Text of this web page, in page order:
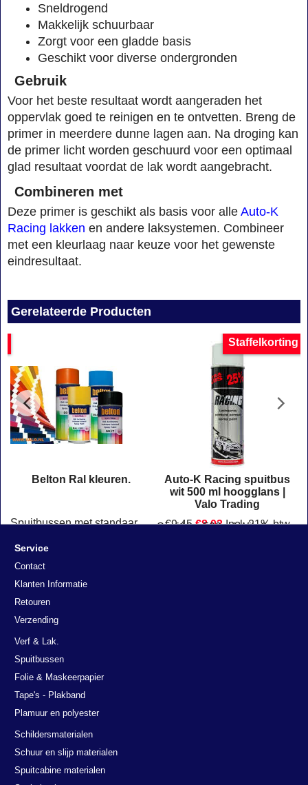
Sneldrogend
Makkelijk schuurbaar
Zorgt voor een gladde basis
Geschikt voor diverse ondergronden
Gebruik
Voor het beste resultaat wordt aangeraden het
oppervlak goed te reinigen en te ontvetten. Breng de
primer in meerdere dunne lagen aan. Na droging kan
de primer licht worden geschuurd voor een optimaal
glad resultaat voordat de lak wordt aangebracht.
Combineren met
Deze primer is geschikt als basis voor alle Auto-K
Racing lakken en andere laksystemen. Combineer
met een kleurlaag naar keuze voor het gewenste
eindresultaat.
Gerelateerde Producten
Belton Ral kleuren.
Spuitbussen met standaard RAL kleuren voor industrie, metaal en onderhoudswerk. Geschikt voor professioneel gebruik en doe-het-zelf projecten.
Staffelkorting
Auto-K Racing spuitbus
wit 500 ml hoogglans |
Valo Trading
€9.45 €8.03 Incl. 21% btwSpuitbus 500 ml Wit glans Auto-K Racing 288904
Service
Contact
Klanten Informatie
Retouren
Verzending
Verf & Lak.
Spuitbussen
Folie & Maskeerpapier
Tape's - Plakband
Plamuur en polyester
Schildersmaterialen
Schuur en slijp materialen
Spuitcabine materialen